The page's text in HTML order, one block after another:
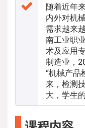
随着近年
内外对机
需求越来
南工业职
术及应用
制造业，
“机械产品
来，检测
大，学生